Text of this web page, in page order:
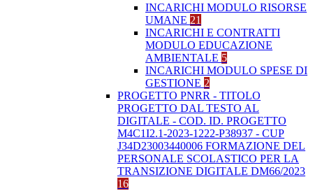
INCARICHI MODULO RISORSE
UMANE 21
INCARICHI E CONTRATTI
MODULO EDUCAZIONE
AMBIENTALE 5
INCARICHI MODULO SPESE DI
GESTIONE 2
PROGETTO PNRR - TITOLO
PROGETTO DAL TESTO AL
DIGITALE - COD. ID. PROGETTO
M4C1I2.1-2023-1222-P38937 - CUP
J34D23003440006 FORMAZIONE DEL
PERSONALE SCOLASTICO PER LA
TRANSIZIONE DIGITALE DM66/2023
16